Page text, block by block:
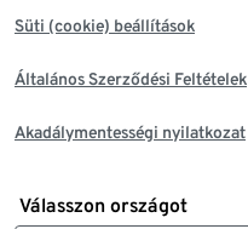
Süti (cookie) beállítások
Általános Szerződési Feltételek
Akadálymentességi nyilatkozat
Válasszon országot